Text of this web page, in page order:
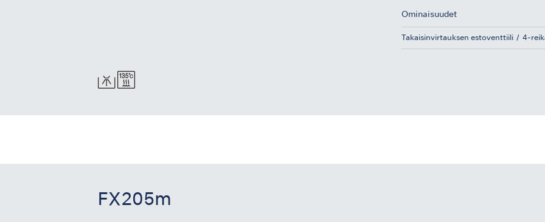
Ominaisuudet
Takaisinvirtauksen estoventtiili 4-
FX205m